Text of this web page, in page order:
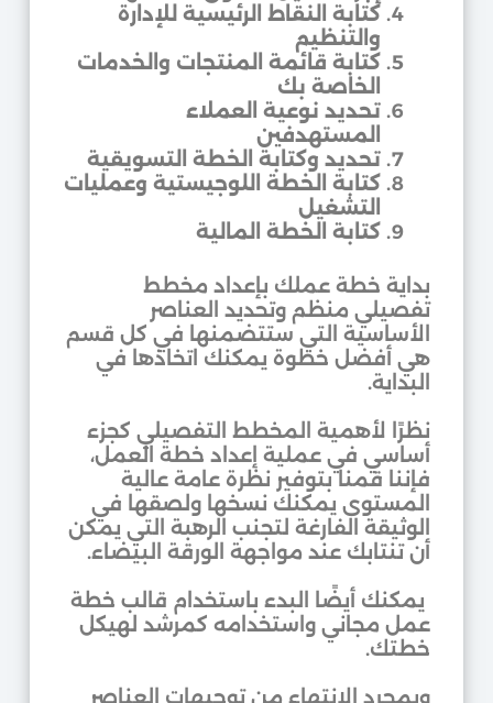
كتابة النقاط الرئيسية للإدارة
والتنظيم
كتابة قائمة المنتجات والخدمات
الخاصة بك
تحديد نوعية العملاء
المستهدفين
تحديد وكتابة الخطة التسويقية
كتابة الخطة اللوجيستية وعمليات
التشغيل
كتابة الخطة المالية
بداية خطة عملك بإعداد مخطط
تفصيلي منظم وتحديد العناصر
الأساسية التي ستتضمنها في كل قسم
هي أفضل خطوة يمكنك اتخاذها في
البداية.
نظرًا لأهمية المخطط التفصيلي كجزء
أساسي في عملية إعداد خطة العمل،
فإننا قمنا بتوفير نظرة عامة عالية
المستوى يمكنك نسخها ولصقها في
الوثيقة الفارغة لتجنب الرهبة التي يمكن
أن تنتابك عند مواجهة الورقة البيضاء.
يمكنك أيضًا البدء باستخدام قالب خطة
عمل مجاني واستخدامه كمرشد لهيكل
خطتك.
وبمجرد الانتهاء من توجيهات العناصر